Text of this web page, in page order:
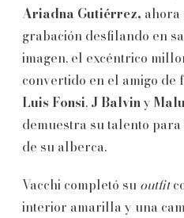
Ariadna Gutiérrez, ahora
grabación desfilando en
imagen, el excéntrico
convertido en el amigo de
Luis Fonsi, J Balviny
demuestra su talento
de su alberca.
Vacchi completó su outfit
interior amarilla y una